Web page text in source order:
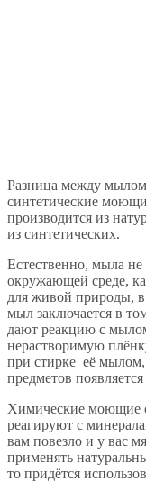
Разница между
синтетические
производится из
из синтетических.
Естественно, мыла не
окружающей среде,
для живой природы, в
мыл заключается в
дают реакцию с
нерастворимую
при стирке её мылом,
предметов появляется
Химические моющие
реагируют с
вам повезло и у вас
применять
то придётся